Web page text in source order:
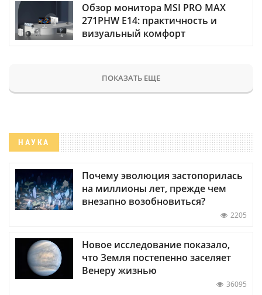
Обзор монитора MSI PRO MAX
271PHW E14: практичность и
визуальный комфорт
ПОКАЗАТЬ ЕЩЕ
НАУКА
Почему эволюция застопорилась
на миллионы лет, прежде чем
внезапно возобновиться?
2205
Новое исследование показало,
что Земля постепенно заселяет
Венеру жизнью
36095